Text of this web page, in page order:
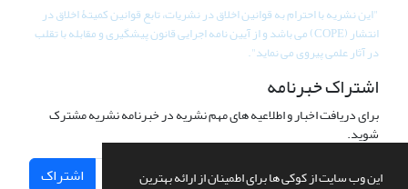
این وب سایت از کوکی ها برای اطمینان از ارائه بهترین
"این نشریه با احترام به قوانین اخلاق در نشریات، تابع قوانین کمیتۀ اخلاق در
انتشار (COPE) می باشد و از آیین نامه اجرایی قانون پیشگیری و مقابله با تقلب
در آثار علمی پیروی می نماید".
اشتراک خبرنامه
برای دریافت اخبار و اطلاعیه های مهم نشریه در خبرنامه نشریه مشترک
شوید.
اشتراک